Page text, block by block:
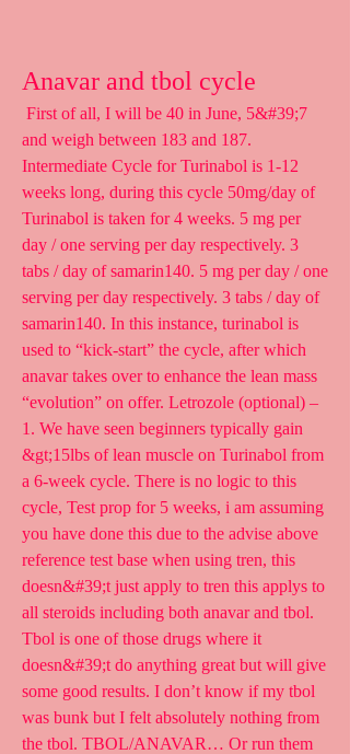
Anavar and tbol cycle
and weigh between 183 and 187.
Intermediate Cycle for Turinabol is 1-12
weeks long, during this cycle 50mg/day of
Turinabol is taken for 4 weeks. 5 mg per
day / one serving per day respectively. 3
tabs / day of samarin140. 5 mg per day / one
serving per day respectively. 3 tabs / day of
samarin140. In this instance, turinabol is
used to “kick-start” the cycle, after which
anavar takes over to enhance the lean mass
“evolution” on offer. Letrozole (optional) –
1. We have seen beginners typically gain
&gt;15lbs of lean muscle on Turinabol from
a 6-week cycle. There is no logic to this
cycle, Test prop for 5 weeks, i am assuming
you have done this due to the advise above
reference test base when using tren, this
doesn&#39;t just apply to tren this applys to
all steroids including both anavar and tbol.
Tbol is one of those drugs where it
doesn&#39;t do anything great but will give
some good results. I don’t know if my tbol
was bunk but I felt absolutely nothing from
the tbol. TBOL/ANAVAR… Or run them